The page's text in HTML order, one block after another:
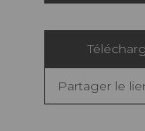
Partager le